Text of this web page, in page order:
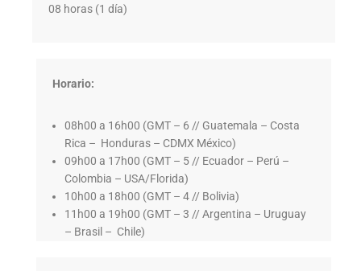
08 horas (1 día)
Horario:
08h00 a 16h00 (GMT – 6 // Guatemala – Costa
Rica – Honduras – CDMX México)
09h00 a 17h00 (GMT – 5 // Ecuador – Perú –
Colombia – USA/Florida)
10h00 a 18h00 (GMT – 4 // Bolivia)
11h00 a 19h00 (GMT – 3 // Argentina – Uruguay
– Brasil – Chile)